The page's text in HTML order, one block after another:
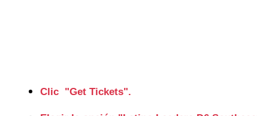
Clic "Get Tickets".